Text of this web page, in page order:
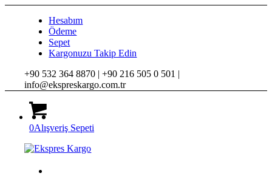
Hesabım
Ödeme
Sepet
Kargonuzu Takip Edin
+90 532 364 8870 |+90 216 505 0 501 |
info@ekspreskargo.com.tr
0Alışveriş Sepeti